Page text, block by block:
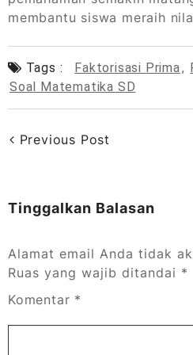
membantu siswa meraih
Tags : Faktorisasi Prima,
Soal Matematika SD
Previous Post
Tinggalkan Balasan
Alamat email Anda tidak
Ruas yang wajib ditandai *
Komentar *